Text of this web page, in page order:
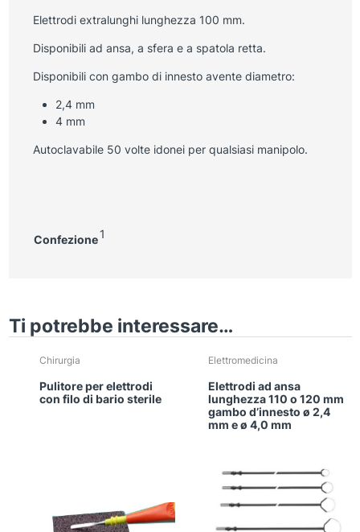
Elettrodi extralunghi lunghezza 100 mm.
Disponibili ad ansa, a sfera e a spatola retta.
Disponibili con gambo di innesto avente diametro:
2,4 mm
4 mm
Autoclavabile 50 volte idonei per qualsiasi manipolo.
Confezione 1
Ti potrebbe interessare…
Chirurgia
Pulitore per elettrodi
con filo di bario sterile
Elettromedicina
Elettrodi ad ansa
lunghezza 110 o 120 mm
gambo d’innesto ø 2,4
mm e ø 4,0 mm